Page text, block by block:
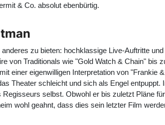
& Co. absolut ebenbürtig.
zu bieten: hochklassige Live-Auftritte
von Traditionals wie "Gold Watch & Chain" bis
einer eigenwilligen Interpretation von "Frankie
Theater schleicht und sich als Engel entpuppt.
selbst. Obwohl er bis zuletzt Pläne
wohl geahnt, dass dies sein letzter Film